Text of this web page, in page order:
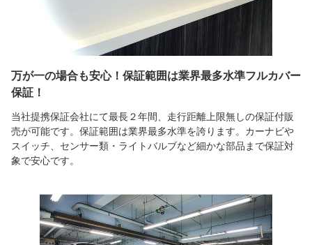
万が一の場合も安心！保証範囲は業界最多水準フルカバー
保証！
当社提携保証会社にて最長２年間、走行距離上限無しの保証付販
売が可能です。保証範囲は業界最多水準を誇ります。カーナビや
スイッチ、センサー類・ライトバルブなど細かな部品まで保証対
象で安心です。